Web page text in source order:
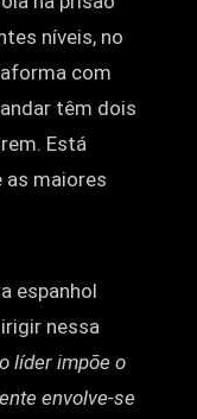
níveis, no
com
têm dois
Está
as maiores
espanhol
nessa
líder impõe o
envolve-se